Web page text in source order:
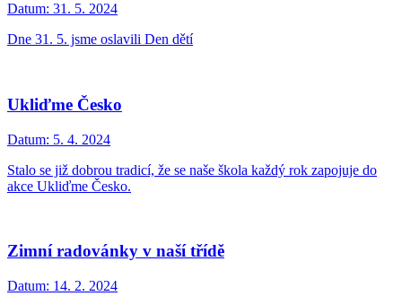
Datum: 31. 5. 2024
Dne 31. 5. jsme oslavili Den dětí
Ukliďme Česko
Datum: 5. 4. 2024
Stalo se již dobrou tradicí, že se naše škola každý rok zapojuje do
akce Ukliďme Česko.
Zimní radovánky v naší třídě
Datum: 14. 2. 2024